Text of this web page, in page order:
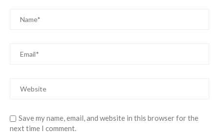
Save my name, email, and website in this browser for the
next time I comment.